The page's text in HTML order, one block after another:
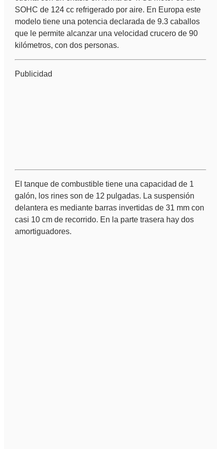
SOHC de 124 cc refrigerado por aire. En Europa este
modelo tiene una potencia declarada de 9.3 caballos
que le permite alcanzar una velocidad crucero de 90
kilómetros, con dos personas.
Publicidad
El tanque de combustible tiene una capacidad de 1
galón, los rines son de 12 pulgadas. La suspensión
delantera es mediante barras invertidas de 31 mm con
casi 10 cm de recorrido. En la parte trasera hay dos
amortiguadores.